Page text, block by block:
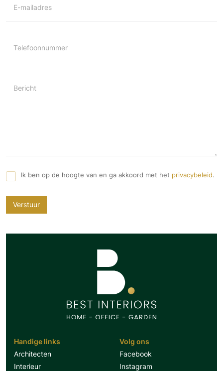
E-mailadres
Telefoonnummer
Bericht
Ik ben op de hoogte van en ga akkoord met het privacybeleid.
Verstuur
Handige links
Architecten
Interieur
Volg ons
Facebook
Instagram